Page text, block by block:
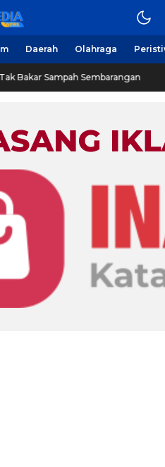
Online
Daerah Olahraga
Sampah Sembarangan